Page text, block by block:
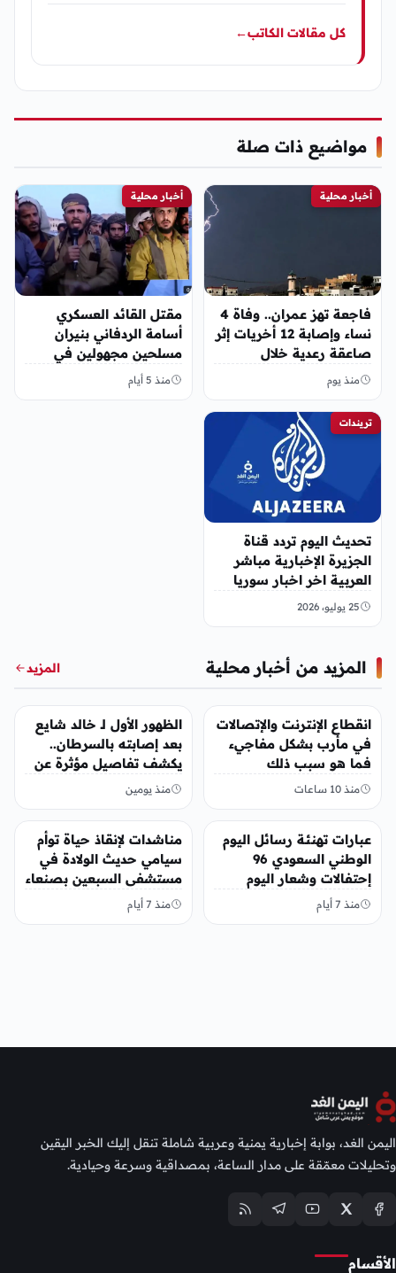
كل مقالات الكاتب←
مواضيع ذات صلة
أخبار محلية
فاجعة تهز عمران.. وفاة 4
نساء وإصابة 12 أخريات إثر
صاعقة رعدية خلال
مناسبة اجتماعية
منذ يوم
أخبار محلية
مقتل القائد العسكري
أسامة الردفاني بنيران
مسلحين مجهولين في
مديرية العبر
منذ 5 أيام
تريندات
تحديث اليوم تردد قناة
الجزيرة الإخبارية مباشر
العربية اخر اخبار سوريا
25 يوليو، 2026
المزيد من أخبار محلية المزيد
أخبار محلية
انقطاع الإنترنت والإتصالات
في مأرب بشكل مفاجيء
فما هو سبب ذلك
منذ 10 ساعات
الظهور الأول لـ خالد شايع
بعد إصابته بالسرطان..
يكشف تفاصيل مؤثرة عن
رحلة العلاج
منذ يومين
عبارات تهنئة رسائل اليوم
الوطني السعودي 96
إحتفالات وشعار اليوم
الوطني 2026 عزنا بطبعنا
منذ 7 أيام
مناشدات لإنقاذ حياة توأم
سيامي حديث الولادة في
مستشفى السبعين بصنعاء
منذ 7 أيام
اليمن الغد، بوابة إخبارية يمنية وعربية شاملة تنقل إليك الخبر اليقين
وتحليلات معمّقة على مدار الساعة، بمصداقية وسرعة وحيادية.
الأقسام